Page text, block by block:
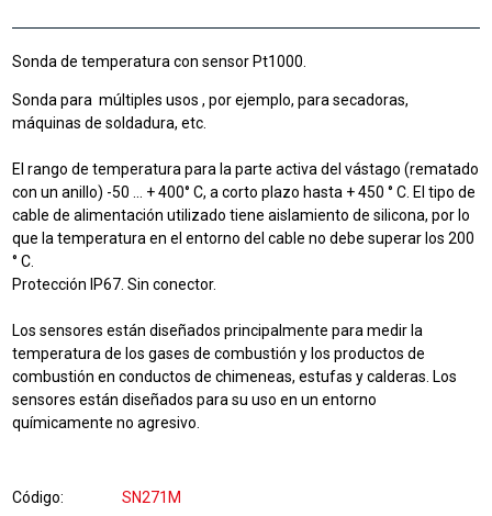
Sonda de temperatura con sensor Pt1000.
Sonda para múltiples usos , por ejemplo, para secadoras,
máquinas de soldadura, etc.
El rango de temperatura para la parte activa del vástago (rematado
con un anillo) -50 ... +400° C, a corto plazo hasta + 450 ° C. El tipo de
cable de alimentación utilizado tiene aislamiento de silicona, por lo
que la temperatura en el entorno del cable no debe superar los 200
° C.
Protección IP67. Sin conector.
Los sensores están diseñados principalmente para medir la
temperatura de los gases de combustión y los productos de
combustión en conductos de chimeneas, estufas y calderas. Los
sensores están diseñados para su uso en un entorno
químicamente no agresivo.
Código SN271M